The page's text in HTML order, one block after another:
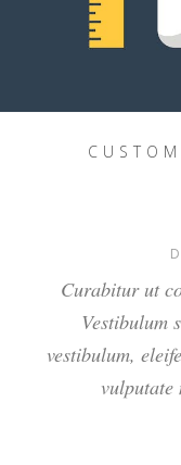
Praesent
gravida.
justo.
Curabitur ut
Vestibulum
vestibulum,
vulputate